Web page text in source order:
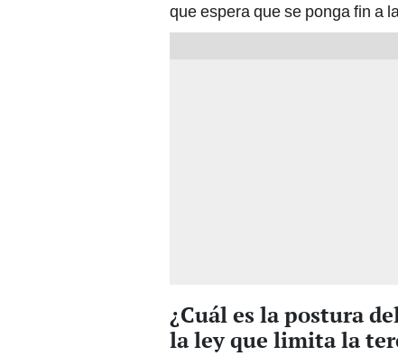
que espera que se ponga fin a
¿Cuál es la postura
la ley que limita la